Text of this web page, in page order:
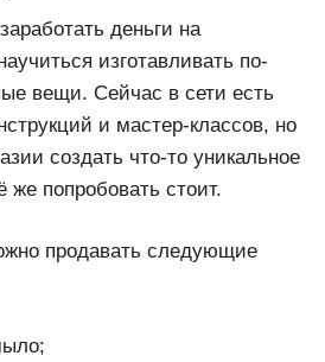
деньги на
изготавливать по-
вещи. Сейчас в сети есть
и мастер-классов, но
создать что-то уникальное
же попробовать стоит.
продавать следующие